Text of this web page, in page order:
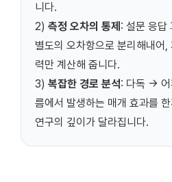
니다.
2) 측정 오차의 통제 : 설문 응답
별도의 오차항으로 분리해내어
력만 계산해 줍니다.
3) 복잡한 경로 분석: 다독 ->
름에서 발생하는 매개 효과를
연구의 깊이가 달라집니다.